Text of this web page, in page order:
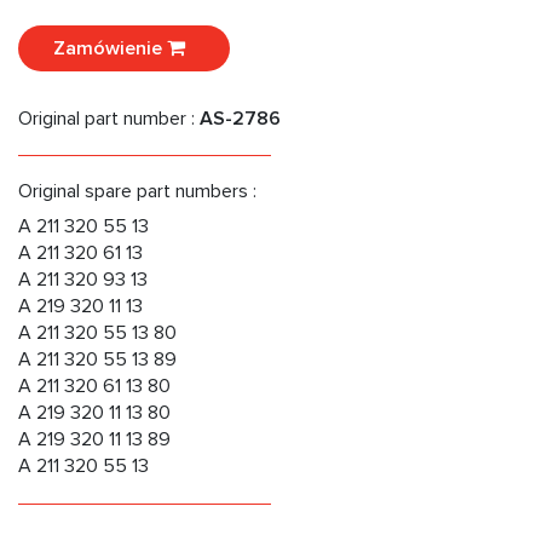
Zamówienie
Original part number : AS-2786
Original spare part numbers :
A 211 320 55 13
A 211 320 61 13
A 211 320 93 13
A 219 320 11 13
A 211 320 55 13 80
A 211 320 55 13 89
A 211 320 61 13 80
A 219 320 11 13 80
A 219 320 11 13 89
A 211 320 55 13